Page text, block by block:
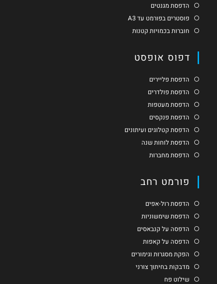
הדפסת מגנטים
פוסטרים בפורמט עד A3
חוברות בכמויות קטנות
דפוס אופסט
הדפסת פליירים
הדפסת פולדרים
הדפסת מעטפות
הדפסת פנקסים
הדפסת קטלוגים ועיתונים
הדפסת לוחות שנה
הדפסת מחברות
פורמט רחב
הדפסת רול-אפים
הדפסת שימשוניות
הדפסה על קנבאסים
הדפסה על קאפות
הפקת מסגרות וגימורים
מדבקות בחיתוך צורני
שילוט פח